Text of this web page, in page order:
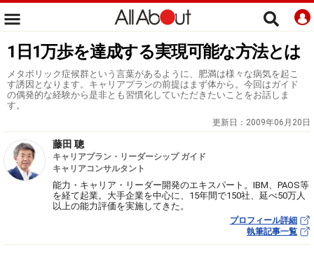
1日1万歩を達成する実現可能な方法とは
メタボリック症候群という言葉があるように、肥満は様々な病気を起こ
す誘因となります。キャリアプランの前提はまず体から。今回はガイド
の偶発的な経験から是非とも習慣化していただきたいことをお話しま
す。
更新日： 2009年06月20日
藤田 聰
キャリアプラン・リーダーシップ ガイド
キャリアコンサルタント
能力・キャリア・リーダー開発のエキスパート。IBM、PAOS等
を経て起業。大手企業を中心に、15年間で150社、延べ50万人
以上の能力評価を実施してきた。
プロフィール詳細
執筆記事一覧